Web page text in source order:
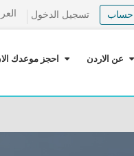
تسجيل الدخول حساب
عن الاردن احجز موعدك